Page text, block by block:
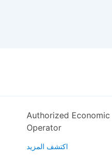
Authorized Economic
Operator
اكتشف المزيد